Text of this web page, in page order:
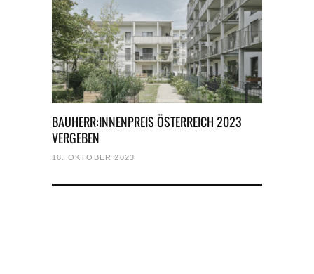
BAUHERR:INNENPREIS ÖSTERREICH 2023
VERGEBEN
16. OKTOBER 2023